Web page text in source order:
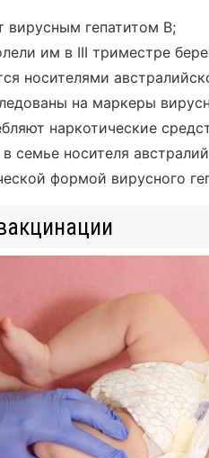
вирусным гепатитом В;
им в III триместре
носителями
на маркеры
наркотические
семье носителя
формой вирусного